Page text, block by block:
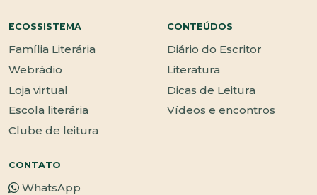
ECOSSISTEMA
Família Literária
Webrádio
Loja virtual
Escola literária
Clube de leitura
CONTEÚDOS
Diário do Escritor
Literatura
Dicas de Leitura
Vídeos e encontros
CONTATO
WhatsApp